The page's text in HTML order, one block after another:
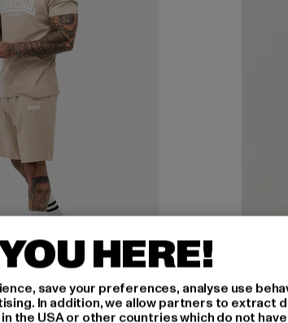
Jogginganzüge
HERE!
save your preferences, analyse use
In addition, we allow partners to extract
the USA or other countries which do not